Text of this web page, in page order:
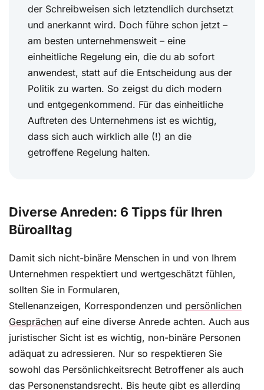
der Schreibweisen sich letztendlich durchsetzt
und anerkannt wird. Doch führe schon jetzt –
am besten unternehmensweit – eine
einheitliche Regelung ein, die du ab sofort
anwendest, statt auf die Entscheidung aus der
Politik zu warten. So zeigst du dich modern
und entgegenkommend. Für das einheitliche
Auftreten des Unternehmens ist es wichtig,
dass sich auch wirklich alle (!) an die
getroffene Regelung halten.
Diverse Anreden: 6 Tipps für Ihren
Büroalltag
Damit sich nicht-binäre Menschen in und von Ihrem
Unternehmen respektiert und wertgeschätzt fühlen,
sollten Sie in Formularen,
Stellenanzeigen, Korrespondenzen und persönlichen
Gesprächen auf eine diverse Anrede achten. Auch aus
juristischer Sicht ist es wichtig, non-binäre Personen
adäquat zu adressieren. Nur so respektieren Sie
sowohl das Persönlichkeitsrecht Betroffener als auch
das Personenstandsrecht. Bis heute gibt es allerding